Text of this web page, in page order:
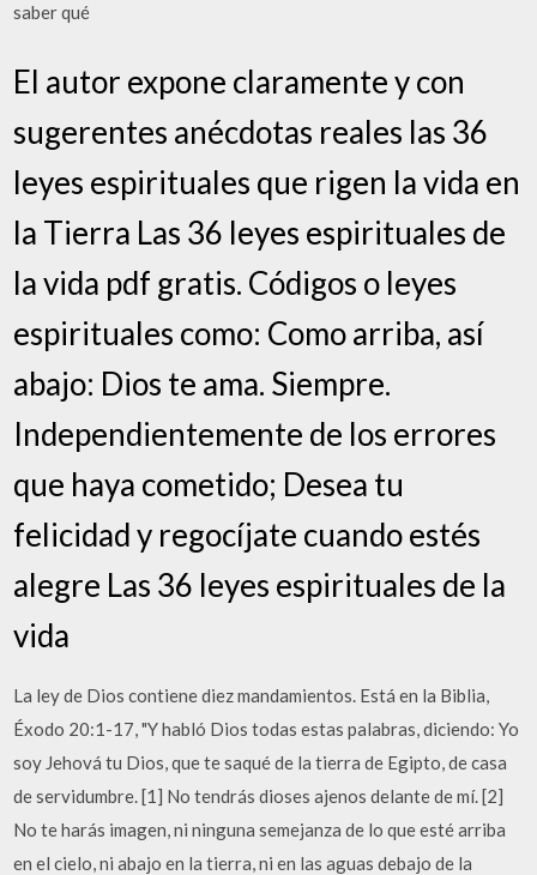
saber qué
El autor expone claramente y con
sugerentes anécdotas reales las 36
leyes espirituales que rigen la vida en
la Tierra Las 36 leyes espirituales de
la vida pdf gratis. Códigos o leyes
espirituales como: Como arriba, así
abajo: Dios te ama. Siempre.
Independientemente de los errores
que haya cometido; Desea tu
felicidad y regocíjate cuando estés
alegre Las 36 leyes espirituales de la
vida
La ley de Dios contiene diez mandamientos. Está en la Biblia,
Éxodo 20:1-17, "Y habló Dios todas estas palabras, diciendo: Yo
soy Jehová tu Dios, que te saqué de la tierra de Egipto, de casa
de servidumbre. [1] No tendrás dioses ajenos delante de mí. [2]
No te harás imagen, ni ninguna semejanza de lo que esté arriba
en el cielo, ni abajo en la tierra, ni en las aguas debajo de la